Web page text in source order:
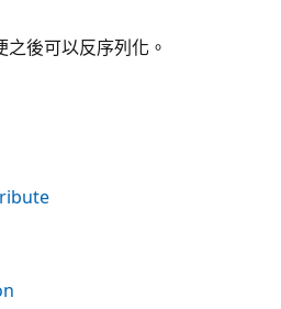
後可以反序列化。